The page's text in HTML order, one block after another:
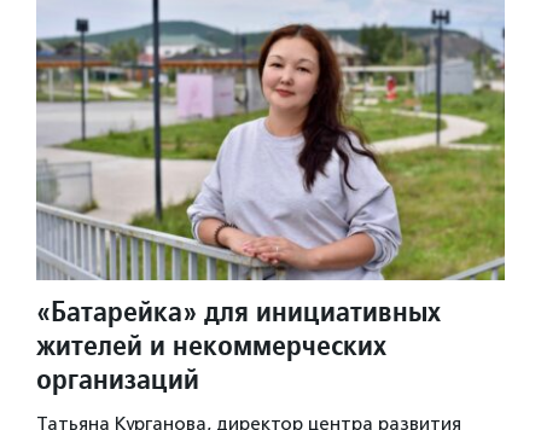
«Батарейка» для инициативных
жителей и некоммерческих
организаций
Татьяна Курганова, директор центра развития